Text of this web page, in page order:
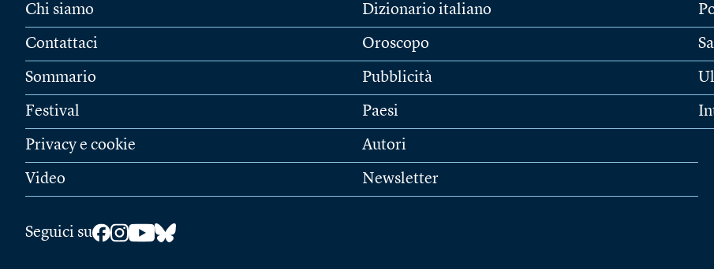
Chi siamo
Contattaci
Sommario
Festival
Privacy e cookie
Video
Dizionario italiano
Oroscopo
Pubblicità
Paesi
Autori
Newsletter
Seguici su